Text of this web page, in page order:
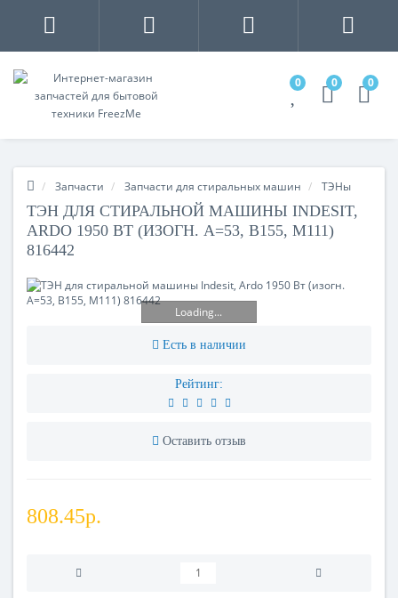
0 0 0
Запчасти Запчасти для стиральных машин ТЭНы
ТЭН ДЛЯ СТИРАЛЬНОЙ МАШИНЫ INDESIT,
ARDO 1950 ВТ (ИЗОГН. A=53, B155, M111)
816442
Loading...
Есть в наличии
Рейтинг:
Оставить отзыв
808.45р.